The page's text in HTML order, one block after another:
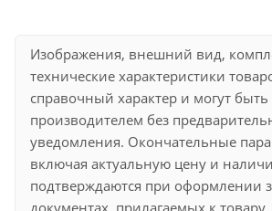
Изображения, внешний вид,
технические характеристики
справочный характер и могут
производителем без
уведомления. Окончательные
включая актуальную цену и
подтверждаются при оформлении
документах, прилагаемых к